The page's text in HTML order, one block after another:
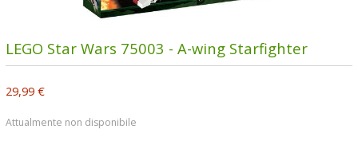
LEGO Star Wars 75003 - A-wing Starfighter
29,99 €
Attualmente non disponibile